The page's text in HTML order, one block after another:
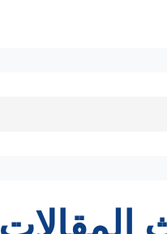
المقالات